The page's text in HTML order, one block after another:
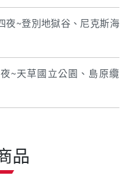
夜~登別地獄谷、尼克斯海
~天草國立公園、島原纜
品